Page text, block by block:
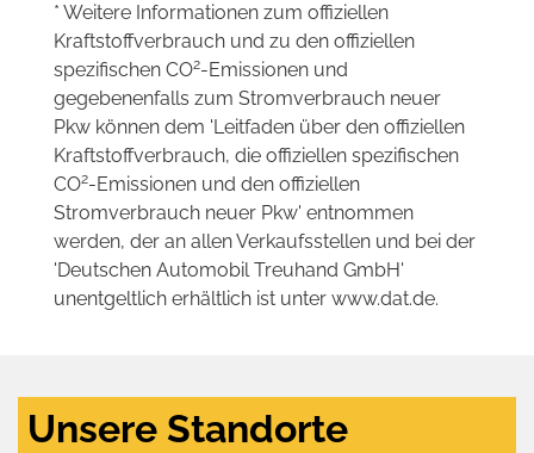
* Weitere Informationen zum offiziellen
Kraftstoffverbrauch und zu den offiziellen
spezifischen CO2-Emissionen und
gegebenenfalls zum Stromverbrauch neuer
Pkw können dem 'Leitfaden über den offiziellen
Kraftstoffverbrauch, die offiziellen spezifischen
CO2-Emissionen und den offiziellen
Stromverbrauch neuer Pkw' entnommen
werden, der an allen Verkaufsstellen und bei der
'Deutschen Automobil Treuhand GmbH'
unentgeltlich erhältlich ist unter www.dat.de.
Unsere Standorte